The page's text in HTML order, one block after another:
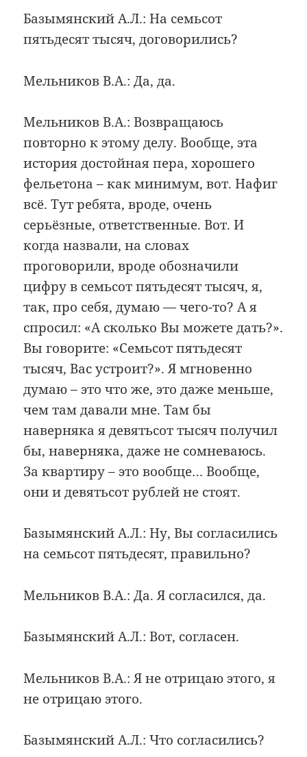
Базымянский А.Л.: На семьсот
пятьдесят тысяч, договорились?
Мельников В.А.: Да, да.
Мельников В.А.: Возвращаюсь
повторно к этому делу. Вообще, эта
история достойная пера, хорошего
фельетона – как минимум, вот. Нафиг
всё. Тут ребята, вроде, очень
серьёзные, ответственные. Вот. И
когда назвали, на словах
проговорили, вроде обозначили
цифру в семьсот пятьдесят тысяч, я,
так, про себя, думаю — чего-то? А я
спросил: «А сколько Вы можете дать?».
Вы говорите: «Семьсот пятьдесят
тысяч, Вас устроит?». Я мгновенно
думаю – это что же, это даже меньше,
чем там давали мне. Там бы
наверняка я девятьсот тысяч получил
бы, наверняка, даже не сомневаюсь.
За квартиру – это вообще… Вообще,
они и девятьсот рублей не стоят.
Базымянский А.Л.: Ну, Вы согласились
на семьсот пятьдесят, правильно?
Мельников В.А.: Да. Я согласился, да.
Базымянский А.Л.: Вот, согласен.
Мельников В.А.: Я не отрицаю этого, я
не отрицаю этого.
Базымянский А.Л.: Что согласились?